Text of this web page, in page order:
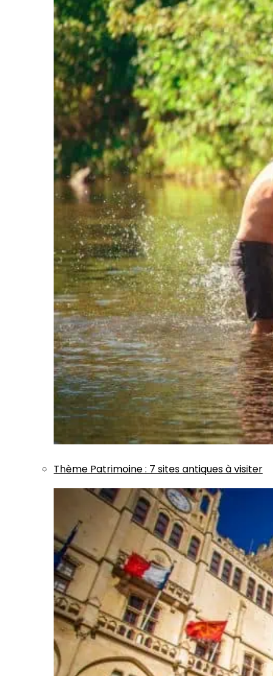
Thème Patrimoine: 7 sites antiques à visiter